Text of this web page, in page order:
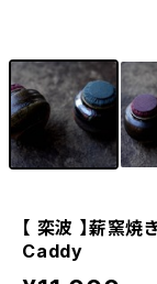
【 栾波 】薪窯
Caddy